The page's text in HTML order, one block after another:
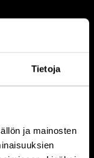
Tietoja
ja mainosten